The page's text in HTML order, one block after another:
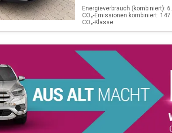
Energieverbrauch (kombiniert):
CO₂-Emissionen kombiniert:
CO₂-Klasse: